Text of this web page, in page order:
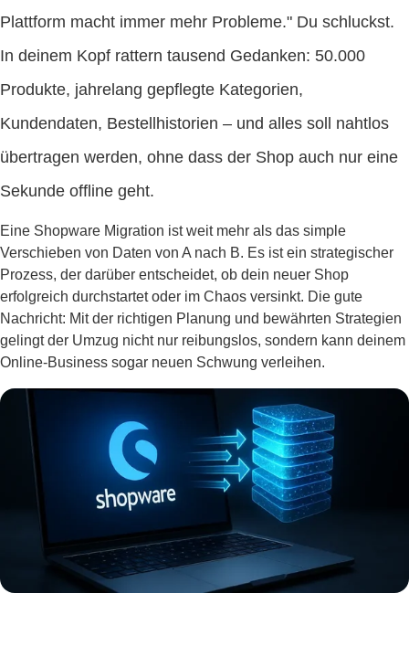
Plattform macht immer mehr Probleme." Du schluckst.
In deinem Kopf rattern tausend Gedanken: 50.000
Produkte, jahrelang gepflegte Kategorien,
Kundendaten, Bestellhistorien – und alles soll nahtlos
übertragen werden, ohne dass der Shop auch nur eine
Sekunde offline geht.
Eine Shopware Migration ist weit mehr als das simple
Verschieben von Daten von A nach B. Es ist ein strategischer
Prozess, der darüber entscheidet, ob dein neuer Shop
erfolgreich durchstartet oder im Chaos versinkt. Die gute
Nachricht: Mit der richtigen Planung und bewährten Strategien
gelingt der Umzug nicht nur reibungslos, sondern kann deinem
Online-Business sogar neuen Schwung verleihen.